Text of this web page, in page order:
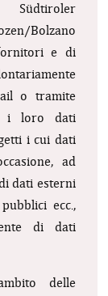
Südtiroler
Bolzano
e di
o tramite
i loro dati
i cui dati
ad
dati esterni
ecc.,
di dati
delle